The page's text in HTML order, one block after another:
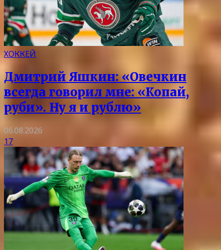
ХОККЕЙ
Дмитрий Яшкин: «Овечкин
всегда говорил мне: «Копай,
руби». Ну я и рублю»
06.08.2026
17